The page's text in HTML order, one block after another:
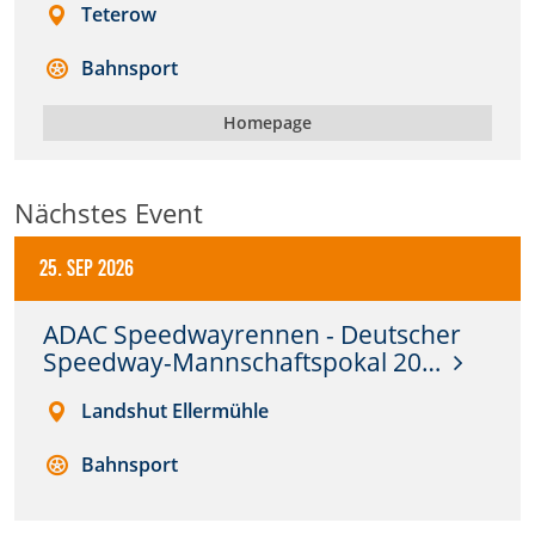
Teterow
Bahnsport
Homepage
Nächstes Event
25. Sep 2026
ADAC Speedwayrennen - Deutscher
Speedway-Mannschaftspokal 20…
Landshut Ellermühle
Bahnsport
DMSB
Cookie Laufzeit:
24 Stunden
Cookie Consent
cookie_consent
Anbieter: